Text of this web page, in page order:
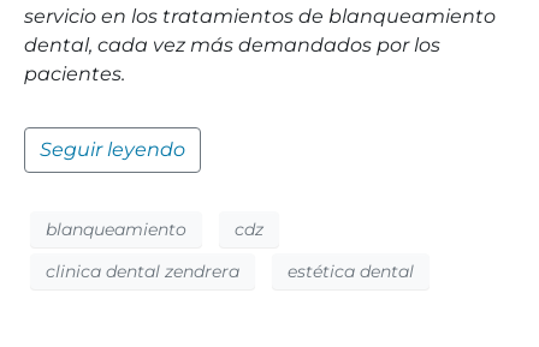
servicio en los tratamientos de blanqueamiento
dental, cada vez más demandados por los
pacientes.
Seguir leyendo
blanqueamiento
cdz
clinica dental zendrera
estética dental